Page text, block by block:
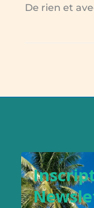
De rien et